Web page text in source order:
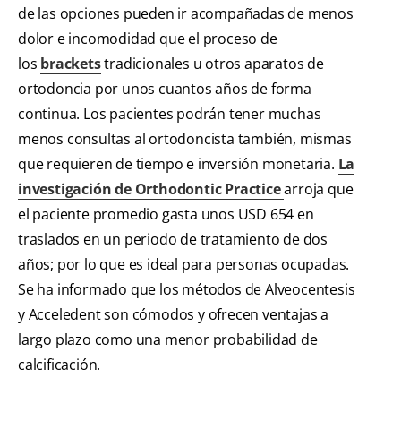
de las opciones pueden ir acompañadas de menos
dolor e incomodidad que el proceso de
los bracketstradicionales u otros aparatos de
ortodoncia por unos cuantos años de forma
continua. Los pacientes podrán tener muchas
menos consultas al ortodoncista también, mismas
que requieren de tiempo e inversión monetaria. La
investigación de Orthodontic Practicearroja que
el paciente promedio gasta unos USD 654 en
traslados en un periodo de tratamiento de dos
años; por lo que es ideal para personas ocupadas.
Se ha informado que los métodos de Alveocentesis
y Acceledent son cómodos y ofrecen ventajas a
largo plazo como una menor probabilidad de
calcificación.